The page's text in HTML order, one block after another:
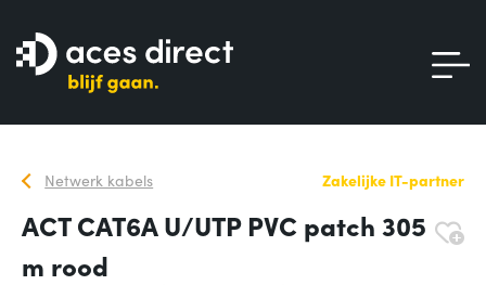
Netwerk kabels Zakelijke IT-partner
ACT CAT6A U/UTP PVC patch 305
m rood